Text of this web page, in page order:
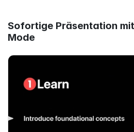
Sofortige Präsentation
Mode